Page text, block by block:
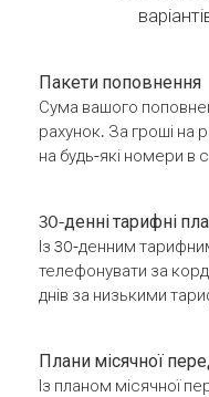
Пакети поповнення
Сума вашого
рахунок. За гроші на
на будь-які номери в
30-денні тарифні
Із 30-денним
телефонувати за
днів за низькими
Плани місячної
Із планом місячної